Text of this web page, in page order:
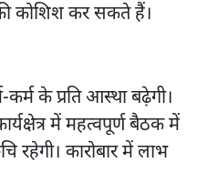
कोशिश कर सकते हैं।
कर्म के प्रति आस्था बढ़ेगी।
में महत्वपूर्ण बैठक में
रहेगी। कारोबार में लाभ